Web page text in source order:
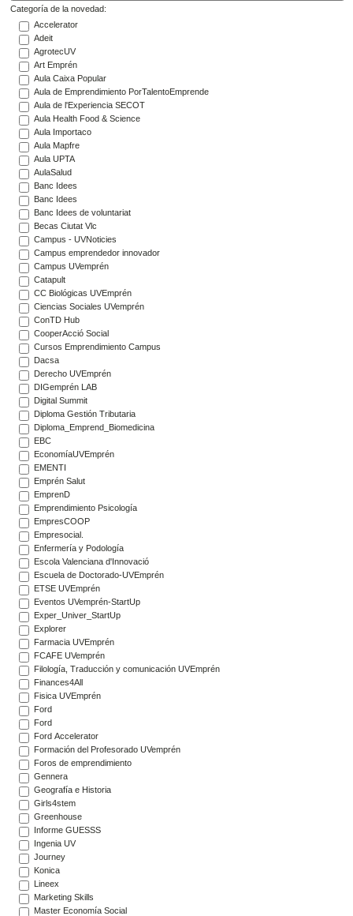
Categoría de la novedad:
Accelerator
Adeit
AgrotecUV
Art Emprén
Aula Caixa Popular
Aula de Emprendimiento PorTalentoEmprende
Aula de l'Experiencia SECOT
Aula Health Food & Science
Aula Importaco
Aula Mapfre
Aula UPTA
AulaSalud
Banc Idees
Banc Idees
Banc Idees de voluntariat
Becas Ciutat Vlc
Campus - UVNoticies
Campus emprendedor innovador
Campus UVemprén
Catapult
CC Biológicas UVEmprén
Ciencias Sociales UVemprén
ConTD Hub
CooperAcció Social
Cursos Emprendimiento Campus
Dacsa
Derecho UVEmprén
DIGemprén LAB
Digital Summit
Diploma Gestión Tributaria
Diploma_Emprend_Biomedicina
EBC
EconomíaUVEmprén
EMENTI
Emprén Salut
EmprenD
Emprendimiento Psicología
EmpresCOOP
Empresocial.
Enfermería y Podología
Escola Valenciana d'Innovació
Escuela de Doctorado-UVEmprén
ETSE UVEmprén
Eventos UVemprén-StartUp
Exper_Univer_StartUp
Explorer
Farmacia UVEmprén
FCAFE UVemprén
Filología, Traducción y comunicación UVEmprén
Finances4All
Fisica UVEmprén
Ford
Ford
Ford Accelerator
Formación del Profesorado UVemprén
Foros de emprendimiento
Gennera
Geografía e Historia
Girls4stem
Greenhouse
Informe GUESSS
Ingenia UV
Journey
Konica
Lineex
Marketing Skills
Master Economía Social